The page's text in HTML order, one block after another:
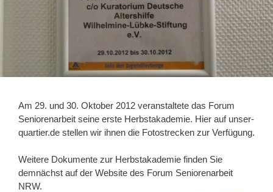
Am 29. und 30. Oktober 2012 veranstaltete das Forum
Seniorenarbeit seine erste Herbstakademie. Hier auf unser-
quartier.de stellen wir ihnen die Fotostrecken zur Verfügung.
Weitere Dokumente zur Herbstakademie finden Sie
demnächst auf der Website des Forum Seniorenarbeit
NRW.